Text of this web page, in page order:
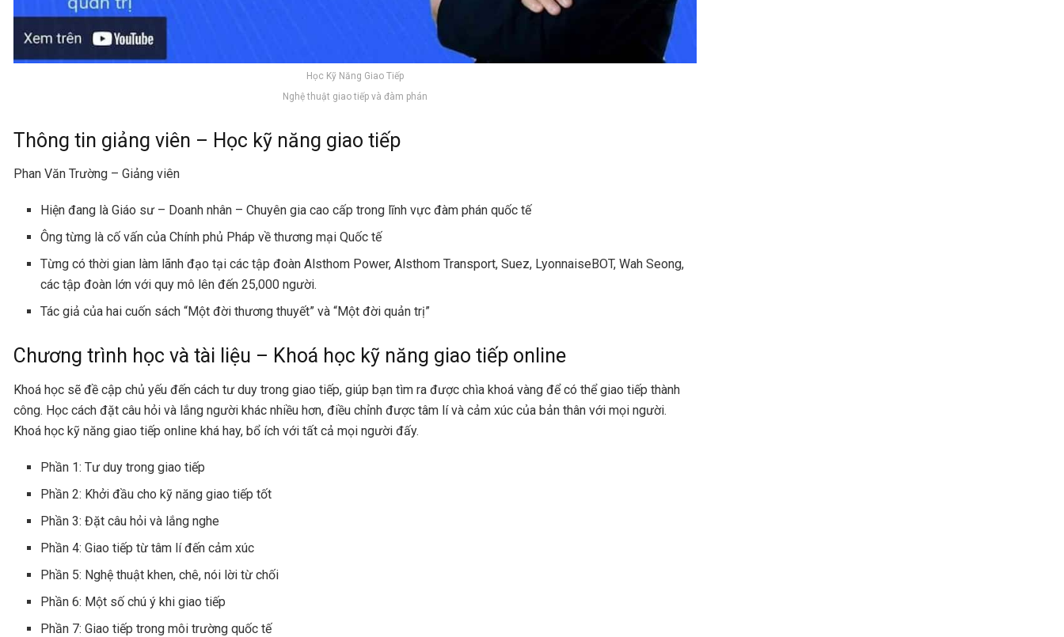
Học Kỹ Năng Giao Tiếp
Nghệ thuật giao tiếp và đàm phán
Thông tin giảng viên – Học kỹ năng giao tiếp
Phan Văn Trường – Giảng viên
Hiện đang là Giáo sư – Doanh nhân – Chuyên gia cao cấp trong lĩnh vực đàm phán quốc tế
Ông từng là cố vấn của Chính phủ Pháp về thương mại Quốc tế
Từng có thời gian làm lãnh đạo tại các tập đoàn Alsthom Power, Alsthom Transport, Suez, LyonnaiseBOT, Wah Seong,
các tập đoàn lớn với quy mô lên đến 25,000 người.
Tác giả của hai cuốn sách “Một đời thương thuyết” và “Một đời quản trị”
Chương trình học và tài liệu – Khoá học kỹ năng giao tiếp online
Khoá học sẽ đề cập chủ yếu đến cách tư duy trong giao tiếp, giúp bạn tìm ra được chìa khoá vàng để có thể giao tiếp thành
công. Học cách đặt câu hỏi và lắng người khác nhiều hơn, điều chỉnh được tâm lí và cảm xúc của bản thân với mọi người.
Khoá học kỹ năng giao tiếp online khá hay, bổ ích với tất cả mọi người đấy.
Phần 1: Tư duy trong giao tiếp
Phần 2: Khởi đầu cho kỹ năng giao tiếp tốt
Phần 3: Đặt câu hỏi và lắng nghe
Phần 4: Giao tiếp từ tâm lí đến cảm xúc
Phần 5: Nghệ thuật khen, chê, nói lời từ chối
Phần 6: Một số chú ý khi giao tiếp
Phần 7: Giao tiếp trong môi trường quốc tế